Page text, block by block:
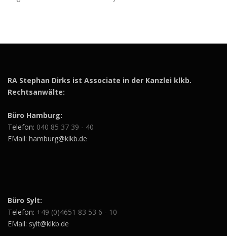
RA Stephan Dirks ist Associate in der Kanzlei klkb.
Rechtsanwälte:
Büro Hamburg:
Telefon: 040 85 37 39 - 40
EMail: hamburg@klkb.de
Büro Sylt:
Telefon: +49 (0)4651 83 53 6 - 10
EMail: sylt@klkb.de